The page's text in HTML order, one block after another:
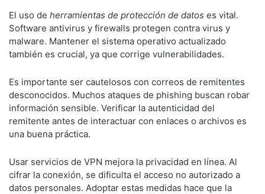
El uso de herramientas de protección de datos es vital.
Software antivirus y firewalls protegen contra virus y
malware. Mantener el sistema operativo actualizado
también es crucial, ya que corrige vulnerabilidades.
Es importante ser cautelosos con correos de remitentes
desconocidos. Muchos ataques de phishing buscan robar
información sensible. Verificar la autenticidad del
remitente antes de interactuar con enlaces o archivos es
una buena práctica.
Usar servicios de VPN mejora la privacidad en línea. Al
cifrar la conexión, se dificulta el acceso no autorizado a
datos personales. Adoptar estas medidas hace que la